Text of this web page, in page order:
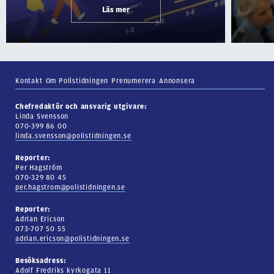
Läs mer
Kontakt Om Polistidningen Prenumerera Annonsera
Chefredaktör och ansvarig utgivare:
Linda Svensson
070-399 86 00
linda.svensson@polistidningen.se
Reporter:
Per Hagström
070-329 80 45
per.hagstrom@polistidningen.se
Reporter:
Adrian Ericson
073-707 50 55
adrian.ericson@polistidningen.se
Besöksadress:
Adolf Fredriks kyrkogata 11